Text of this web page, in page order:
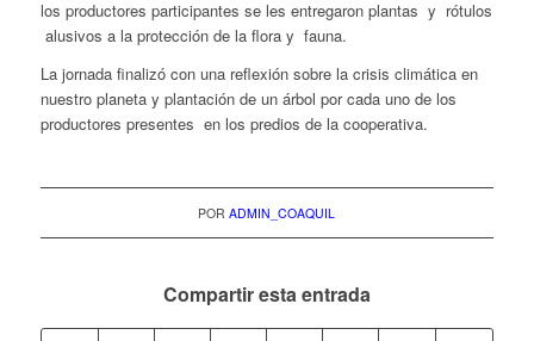
los productores participantes se les entregaron plantas y rótulos
alusivos a la protección de la flora y fauna.
La jornada finalizó con una reflexión sobre la crisis climática en
nuestro planeta y plantación de un árbol por cada uno de los
productores presentes en los predios de la cooperativa.
PORADMIN_COAQUIL
Compartir esta entrada